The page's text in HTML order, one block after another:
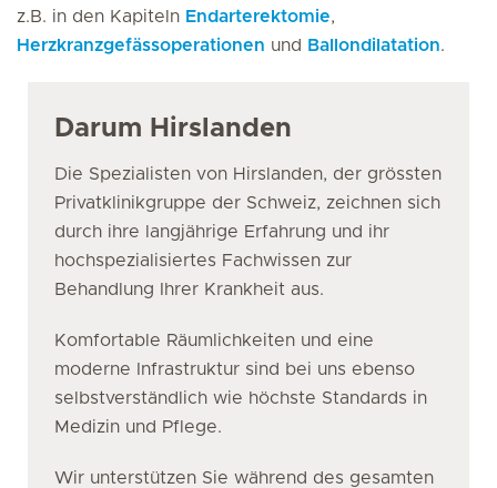
z.B. in den Kapiteln Endarterektomie,
Herzkranzgefässoperationen und Ballondilatation.
Darum Hirslanden
Die Spezialisten von Hirslanden, der grössten
Privatklinikgruppe der Schweiz, zeichnen sich
durch ihre langjährige Erfahrung und ihr
hochspezialisiertes Fachwissen zur
Behandlung Ihrer Krankheit aus.
Komfortable Räumlichkeiten und eine
moderne Infrastruktur sind bei uns ebenso
selbstverständlich wie höchste Standards in
Medizin und Pflege.
Wir unterstützen Sie während des gesamten